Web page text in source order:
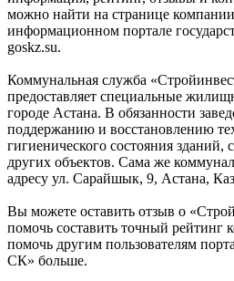
можно найти на странице
информационном портале
goskz.su.
Коммунальная служба
предоставляет специальные
городе Астана. В обязанности
поддержанию и восстановлению
гигиенического состояния
других объектов. Сама же
адресу ул. Сарайшык, 9, Астана,
Вы можете оставить отзыв о
помочь составить точный рейтинг
помочь другим пользователям
СК» больше.